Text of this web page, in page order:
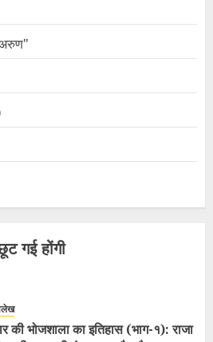
गई होंगी
की भोजशाला का इतिहास (भाग-१): राजा